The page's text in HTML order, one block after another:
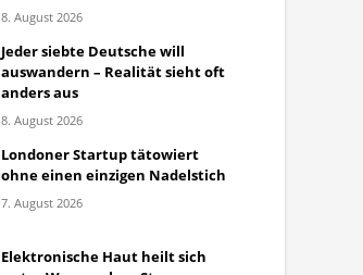
8. August 2026
Jeder siebte Deutsche will
auswandern – Realität sieht oft
anders aus
8. August 2026
Londoner Startup tätowiert
ohne einen einzigen Nadelstich
7. August 2026
Elektronische Haut heilt sich